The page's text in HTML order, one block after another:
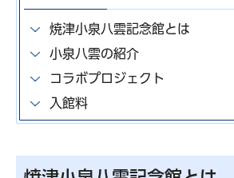
焼津小泉八雲記念館とは
小泉八雲の紹介
コラボプロジェクト
入館料